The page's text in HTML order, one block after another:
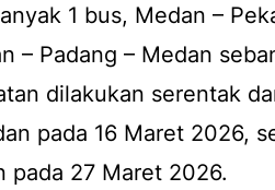
1 bus, Medan –
– Padang – Medan
dilakukan serentak
pada 16 Maret 2026,
pada 27 Maret 2026.